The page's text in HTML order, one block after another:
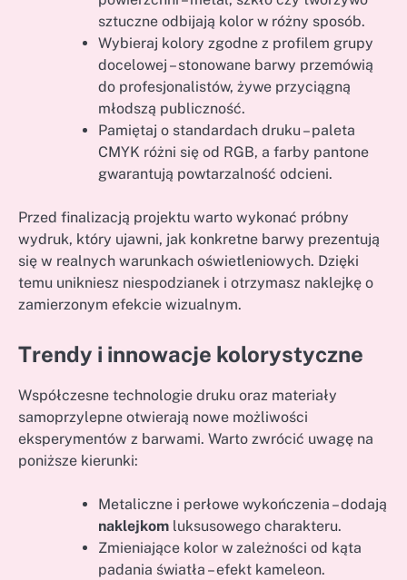
sztuczne odbijają kolor w różny sposób.
Wybieraj kolory zgodne z profilem grupy
docelowej – stonowane barwy przemówią
do profesjonalistów, żywe przyciągną
młodszą publiczność.
Pamiętaj o standardach druku – paleta
CMYK różni się od RGB, a farby pantone
gwarantują powtarzalność odcieni.
Przed finalizacją projektu warto wykonać próbny
wydruk, który ujawni, jak konkretne barwy prezentują
się w realnych warunkach oświetleniowych. Dzięki
temu unikniesz niespodzianek i otrzymasz naklejkę o
zamierzonym efekcie wizualnym.
Trendy i innowacje kolorystyczne
Współczesne technologie druku oraz materiały
samoprzylepne otwierają nowe możliwości
eksperymentów z barwami. Warto zwrócić uwagę na
poniższe kierunki:
Metaliczne i perłowe wykończenia – dodają
naklejkom luksusowego charakteru.
Zmieniające kolor w zależności od kąta
padania światła – efekt kameleon.